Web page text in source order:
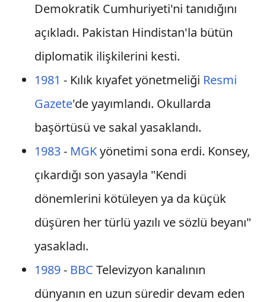
Demokratik Cumhuriyeti'ni tanıdığını
açıkladı. Pakistan Hindistan'la bütün
diplomatik ilişkilerini kesti.
1981 - Kılık kıyafet yönetmeliği Resmi
Gazete'de yayımlandı. Okullarda
başörtüsü ve sakal yasaklandı.
1983- MGKyönetimi sona erdi. Konsey,
çıkardığı son yasayla "Kendi
dönemlerini kötüleyen ya da küçük
düşüren her türlü yazılı ve sözlü beyanı"
yasakladı.
1989- BBC Televizyon kanalının
dünyanın en uzun süredir devam eden